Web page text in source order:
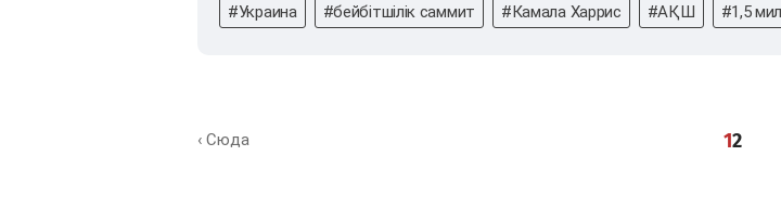
#Украина #бейбітшілік саммит #Камала Харрис #АҚШ #1,5
‹ Сюда 12